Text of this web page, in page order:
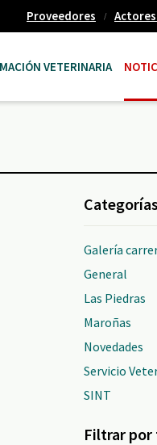
Proveedores
VETERINARIA
Categorías
Galería
General
Las Piedras
Maroñas
Novedades
Servicio
SINT
Filtrar por